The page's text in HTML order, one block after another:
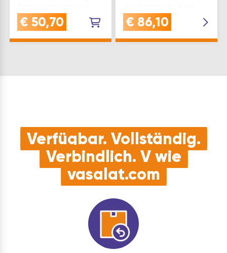
insg. 5 Stück
KartuschenspitzenVIELSEITIG:
Polyurethan
€ 50,70
seinen extrem starken
halt aus - ideal für die
KunststoffVERWENDUNG:
€ 86,10
Verfügbar. Vollständig.
Verbindlich. V wie
vasalat.com